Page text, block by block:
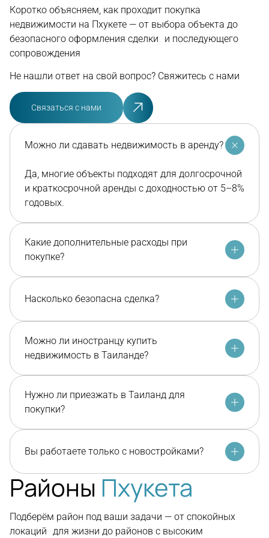
Коротко объясняем, как проходит покупка
недвижимости на Пхукете — от выбора объекта до
безопасного оформления сделки и последующего
сопровождения
Не нашли ответ на свой вопрос? Свяжитесь с нами
Связаться с нами
Можно ли сдавать недвижимость в аренду?
Да, многие объекты подходят для долгосрочной
и краткосрочной аренды с доходностью от 5–8%
годовых.
Какие дополнительные расходы при
покупке?
Насколько безопасна сделка?
Можно ли иностранцу купить
недвижимость в Таиланде?
Нужно ли приезжать в Таиланд для
покупки?
Вы работаете только с новостройками?
Районы Пхукета
Подберём район под ваши задачи — от спокойных
локаций для жизни до районов с высоким